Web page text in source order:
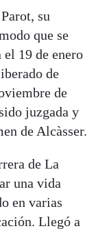
su
que se
19 de enero
de
de
juzgada y
de Alcàsser.
de La
una vida
en varias
Llegó a